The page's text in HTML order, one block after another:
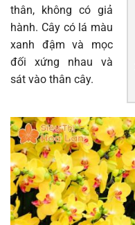
thân, không có giả
hành. Cây có lá màu
xanh đậm và mọc
đối xứng nhau và
sát vào thân cây.